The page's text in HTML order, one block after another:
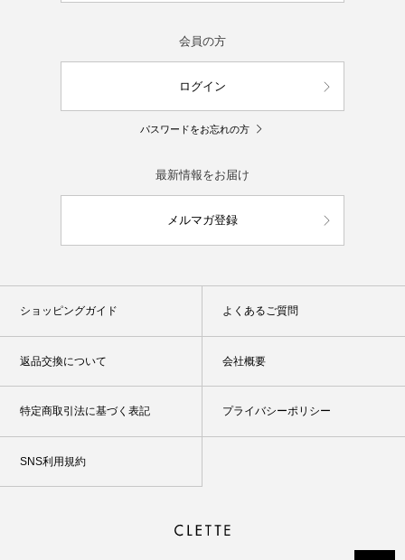
会員の方
ログイン
パスワードをお忘れの方
最新情報をお届け
メルマガ登録
ショッピングガイド よくあるご質問
返品交換について 会社概要
特定商取引法に基づく表記 プライバシーポリシー
SNS利用規約